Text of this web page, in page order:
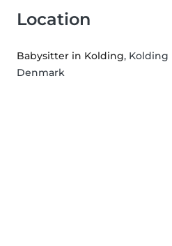
Location
Babysitter in Kolding, Kolding
Denmark